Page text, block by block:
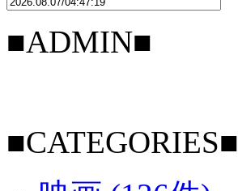
■ADMIN■
■CATEGORIES■